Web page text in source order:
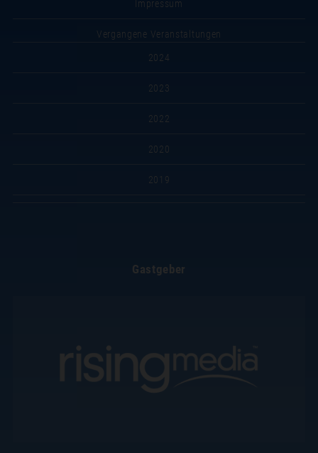
Impressum
Vergangene Veranstaltungen
2024
2023
2022
2020
2019
Gastgeber